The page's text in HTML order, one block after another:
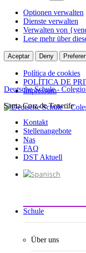
Optionen verwalten
Dienste verwalten
Verwalten von
Lese mehr über
Aceptar Deny
Política de cookies
POLÍTICA DE
Impressum
Zum
springen
Deutsche Schule -
Santa Cruz de Tenerife
Kontakt
Stellenangebote
Nas
FAQ
DST Aktuell
Schule
Über uns